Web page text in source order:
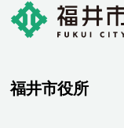
福井市役所